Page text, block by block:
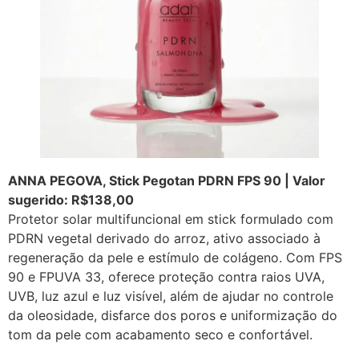
ANNA PEGOVA, Stick Pegotan PDRN FPS 90 | Valor
sugerido: R$138,00
Protetor solar multifuncional em stick formulado com
PDRN vegetal derivado do arroz, ativo associado à
regeneração da pele e estímulo de colágeno. Com FPS
90 e FPUVA 33, oferece proteção contra raios UVA,
UVB, luz azul e luz visível, além de ajudar no controle
da oleosidade, disfarce dos poros e uniformização do
tom da pele com acabamento seco e confortável.